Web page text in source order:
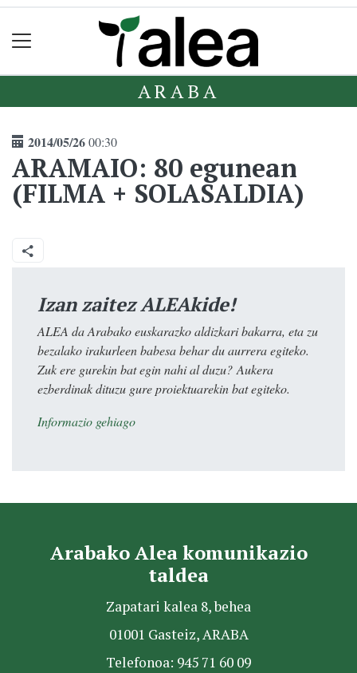
ARABA
2014/05/2600:30
ARAMAIO: 80 egunean
(FILMA + SOLASALDIA)
Izan zaitez ALEAkide!
ALEA da Arabako euskarazko aldizkari bakarra, eta zu
bezalako irakurleen babesa behar du aurrera egiteko.
Zuk ere gurekin bat egin nahi al duzu? Aukera
ezberdinak dituzu gure proiektuarekin bat egiteko.
Informazio gehiago
Arabako Alea komunikazio
taldea
Zapatari kalea 8, behea
01001 Gasteiz, ARABA
Telefonoa: 945 71 60 09